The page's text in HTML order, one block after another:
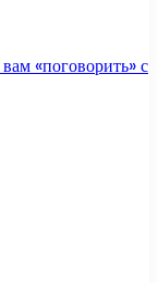
«поговорить» с